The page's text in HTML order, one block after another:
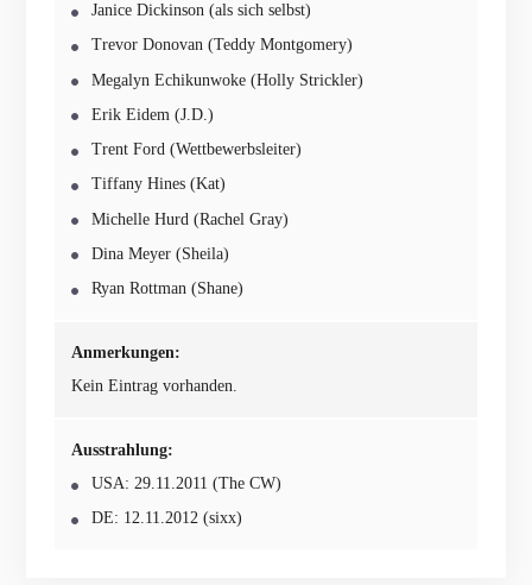
Janice Dickinson (als sich selbst)
Trevor Donovan (Teddy Montgomery)
Megalyn Echikunwoke (Holly Strickler)
Erik Eidem (J.D.)
Trent Ford (Wettbewerbsleiter)
Tiffany Hines (Kat)
Michelle Hurd (Rachel Gray)
Dina Meyer (Sheila)
Ryan Rottman (Shane)
Anmerkungen:
Kein Eintrag vorhanden.
Ausstrahlung:
USA: 29.11.2011 (The CW)
DE: 12.11.2012 (sixx)